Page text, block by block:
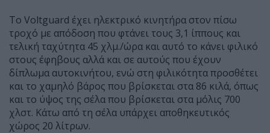
Το Voltguard έχει ηλεκτρικό κινητήρα στον πίσω
τροχό με απόδοση που φτάνει τους 3,1 ίππους και
τελική ταχύτητα 45 χλμ./ώρα και αυτό το κάνει φιλικό
στους έφηβους αλλά και σε αυτούς που έχουν
δίπλωμα αυτοκινήτου, ενώ στη φιλικότητα προσθέτει
και το χαμηλό βάρος που βρίσκεται στα 86 κιλά, όπως
και το ύψος της σέλα που βρίσκεται στα μόλις 700
χλστ. Κάτω από τη σέλα υπάρχει αποθηκευτικός
χώρος 20 λίτρων.